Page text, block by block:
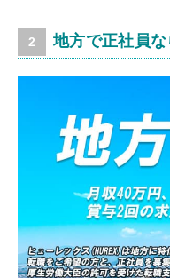
地方で正社員